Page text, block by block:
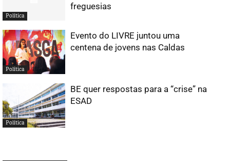
Política
freguesias
Política
Evento do LIVRE juntou uma
centena de jovens nas Caldas
Política
BE quer respostas para a “crise” na
ESAD